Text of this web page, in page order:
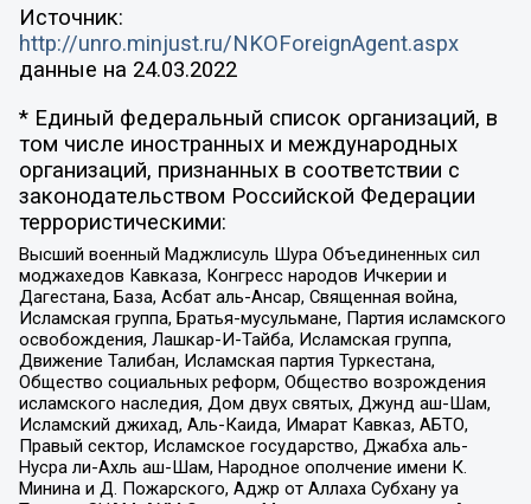
Источник:
http://unro.minjust.ru/NKOForeignAgent.aspx
данные на 24.03.2022
* Единый федеральный список организаций, в
том числе иностранных и международных
организаций, признанных в соответствии с
законодательством Российской Федерации
террористическими:
Высший военный Маджлисуль Шура Объединенных сил
моджахедов Кавказа, Конгресс народов Ичкерии и
Дагестана, База, Асбат аль-Ансар, Священная война,
Исламская группа, Братья-мусульмане, Партия исламского
освобождения, Лашкар-И-Тайба, Исламская группа,
Движение Талибан, Исламская партия Туркестана,
Общество социальных реформ, Общество возрождения
исламского наследия, Дом двух святых, Джунд аш-Шам,
Исламский джихад, Аль-Каида, Имарат Кавказ, АБТО,
Правый сектор, Исламское государство, Джабха аль-
Нусра ли-Ахль аш-Шам, Народное ополчение имени К.
Минина и Д. Пожарского, Аджр от Аллаха Субхану уа